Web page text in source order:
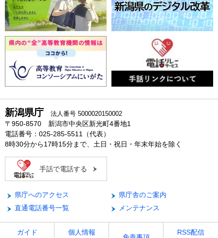
新潟県庁 法人番号 5000020150002
〒950-8570 新潟市中央区新光町4番地1
電話番号：025-285-5511（代表）
8時30分から17時15分まで、土日・祝日・年末年始を除く
手話で電話する
県庁へのアクセス
県庁舎のご案内
直通電話番号一覧
メンテナンス
ガイド 個人情報 RSS配信